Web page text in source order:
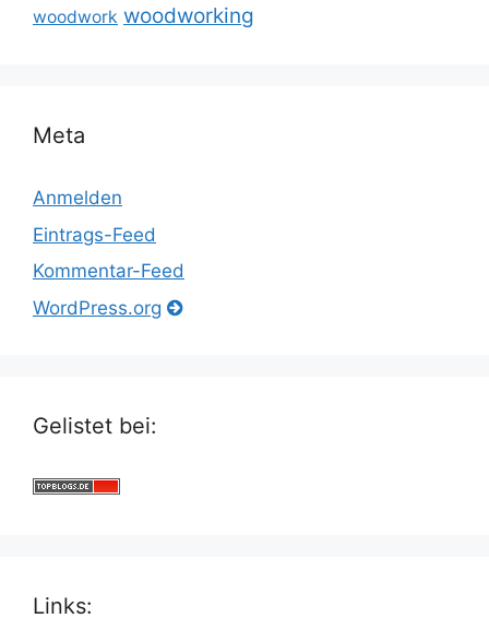
woodwork woodworking
Meta
Anmelden
Eintrags-Feed
Kommentar-Feed
WordPress.org
Gelistet bei:
Links: